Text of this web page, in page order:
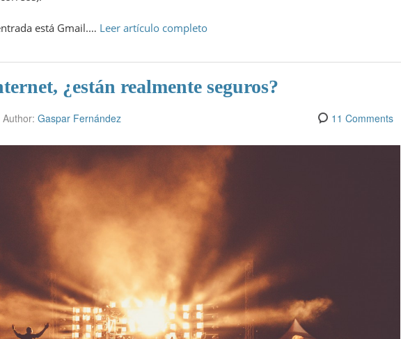
está Gmail.… Leer artículo completo
¿están realmente seguros?
Author: Gaspar Fernández 11 Comments